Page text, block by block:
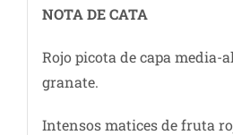
NOTA DE CATA
Rojo picota de capa media-
granate.
Intensos matices de fruta